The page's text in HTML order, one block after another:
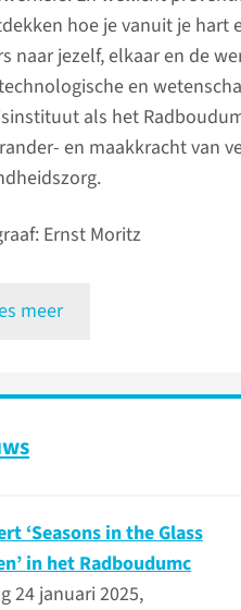
hoe je vanuit je hart
naar jezelf, elkaar en de
en
als het
en maakkracht van
Ernst Moritz
meer
‘Seasons in the Glass
in het Radboudumc
24 januari 2025,